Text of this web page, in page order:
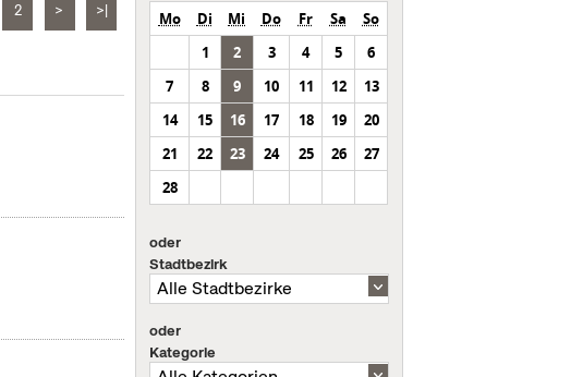
2 > >| Mo Di Mi Do Fr Sa
So
1
2 3 4 5
6
7
8 9 10 11 12
13
14
15 16 17 18 19
20
21
22 23 24 25 26
27
28
oder
Stadtbezirk
oder
Kategorie